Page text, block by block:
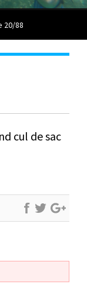
20/88
cul de sac